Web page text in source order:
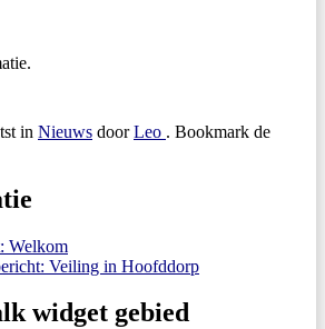
in Nieuws doorLeo . Bookmark de
Welkom
Veiling in Hoofddorp
widget gebied